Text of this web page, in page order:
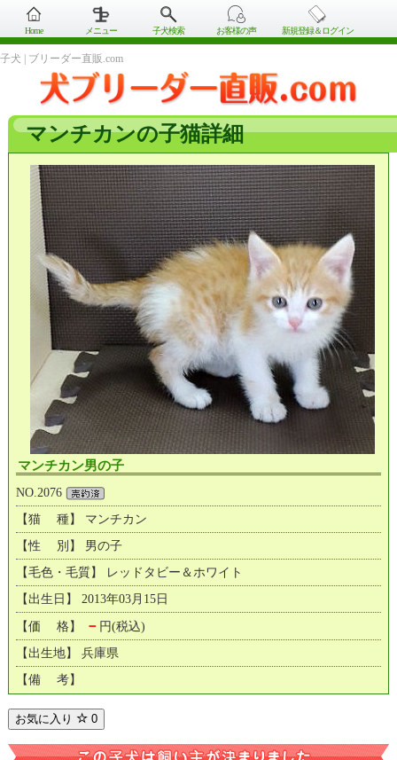
Home メニュー 子犬検索 お客様の声 新規登録＆ログイン
子犬 | ブリーダー直販.com
マンチカンの子猫詳細
マンチカン男の子
NO.2076
【猫 種】 マンチカン
【性 別】 男の子
【毛色・毛質】 レッドタビー＆ホワイト
【出生日】 2013年03月15日
【価 格】 － 円(税込)
【出生地】 兵庫県
【備 考】
お気に入り 0